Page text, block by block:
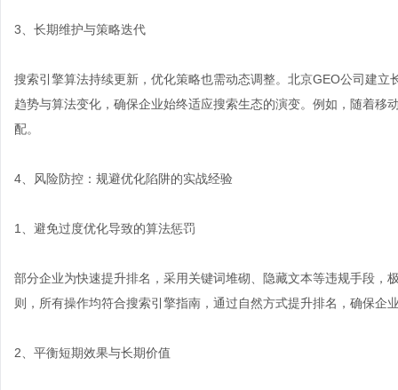
3、长期维护与策略迭代
搜索引擎算法持续更新，优化策略也需动态调整。北京GEO公司建
趋势与算法变化，确保企业始终适应搜索生态的演变。例如，随着
配。
4、风险防控：规避优化陷阱的实战经验
1、避免过度优化导致的算法惩罚
部分企业为快速提升排名，采用关键词堆砌、隐藏文本等违规手段，
则，所有操作均符合搜索引擎指南，通过自然方式提升排名，确保企
2、平衡短期效果与长期价值